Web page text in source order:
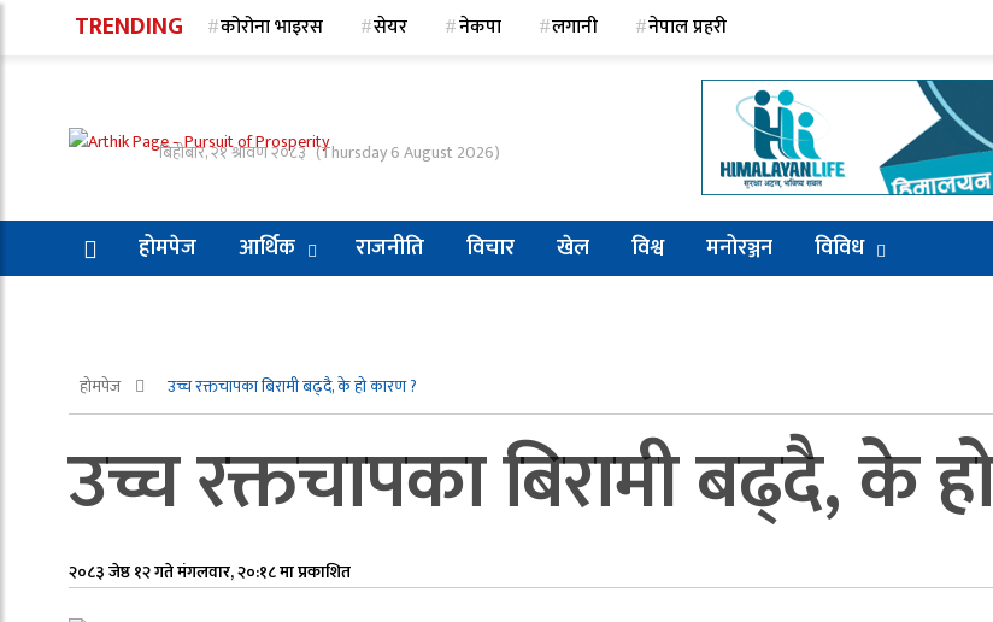
TRENDING कोरोना भाइरस सेयर नेकपा लगानी नेपाल प्रहरी
बिहीबार, २१ श्रावण २०८३ (Thursday 6 August 2026)
होमपेज आर्थिक राजनीति विचार खेल विश्व मनोरञ्जन विविध
होमपेज उच्च रक्तचापका बिरामी बढ्दै, के हो कारण ?
उच्च रक्तचापका बिरामी बढ्दै, के
२०८३ जेष्ठ १२ गते मंगलवार, २०:१८ मा प्रकाशित